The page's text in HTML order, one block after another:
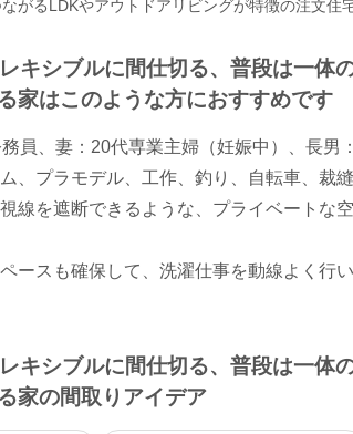
がるLDKやアウトドアリビングが特徴の注文住
キシブルに間仕切る、普段は一体
家はこのような方におすすめです
務員、妻：20代専業主婦（妊娠中）、長男
ム、プラモデル、工作、釣り、自転車、裁縫
視線を遮断できるような、プライベートな
ースも確保して、洗濯仕事を動線よく行い
キシブルに間仕切る、普段は一体
家の間取りアイデア